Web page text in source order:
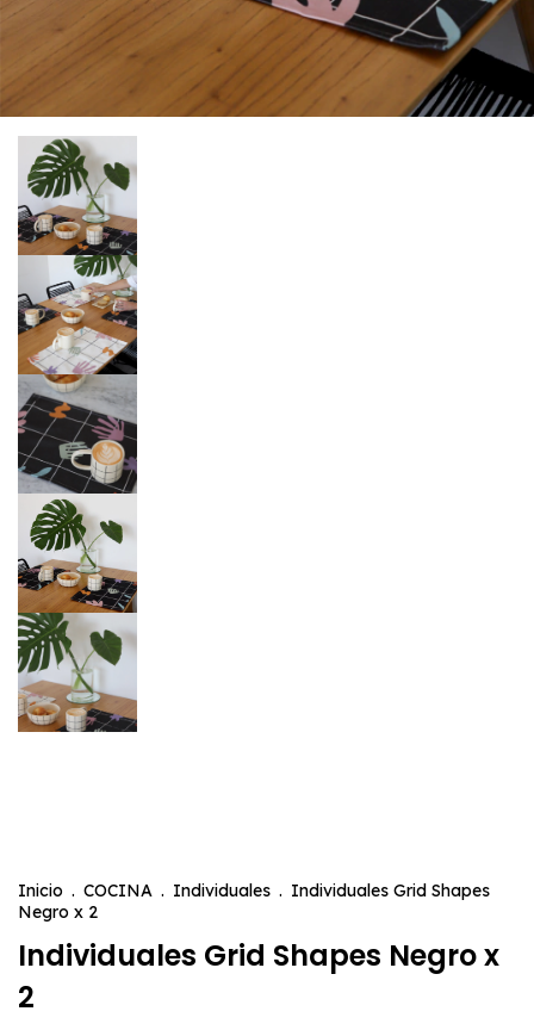
Inicio . COCINA . Individuales . Individuales Grid Shapes
Negro x 2
Individuales Grid Shapes Negro x
2